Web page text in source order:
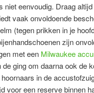
niet eenvoudig. Draag
vaak onvoldoende
(tegen prikken in je
zijn
met een Milwaukee
ging om daarna ook de
in de
voor een reserve binnen